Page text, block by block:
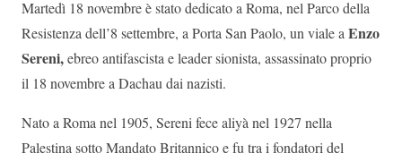
Martedì 18 novembre è stato dedicato a Roma, nel Parco della
Resistenza dell’8 settembre, a Porta San Paolo, un viale aEnzo
Sereni,ebreo antifascista e leader sionista, assassinato proprio
il 18 novembre a Dachau dai nazisti.
Nato a Roma nel 1905, Sereni fece aliyà nel 1927 nella
Palestina sotto Mandato Britannico e fu tra i fondatori del